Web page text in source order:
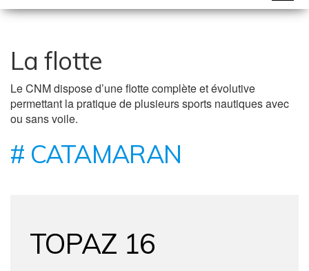
La flotte
Le CNM dispose d’une flotte complète et évolutive
permettant la pratique de plusieurs sports nautiques avec
ou sans voile.
# CATAMARAN
TOPAZ 16